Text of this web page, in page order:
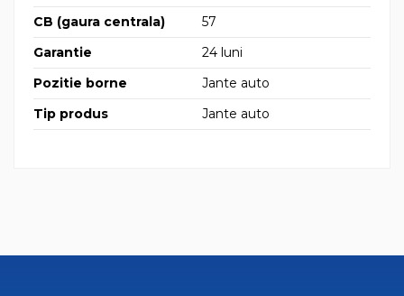
CB (gaura centrala)
57
Garantie
24 luni
Pozitie borne
Jante auto
Tip produs
Jante auto